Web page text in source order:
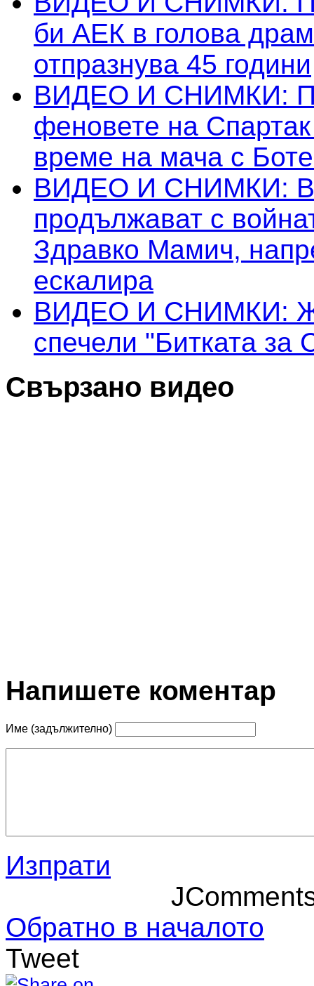
би АЕК в голова
отпразнува 45 години
ВИДЕО И СНИМКИ:
феновете на
време на мача с
ВИДЕО И СНИМКИ:
продължават с
Здравко Мамич,
ескалира
ВИДЕО И СНИМКИ:
спечели "Битката за
Свързано видео
Напишете коментар
Име (задължително)
Изпрати
Обратно в началото
Tweet